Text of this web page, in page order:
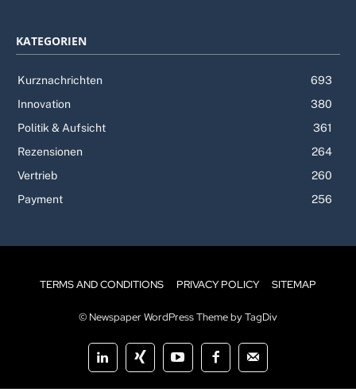
KATEGORIEN
Kurznachrichten
693
Innovation
380
Politik & Aufsicht
361
Rezensionen
264
Vertrieb
260
Payment
256
TERMS AND CONDITIONS PRIVACY POLICY SITEMAP
© Newspaper WordPress Theme by TagDiv